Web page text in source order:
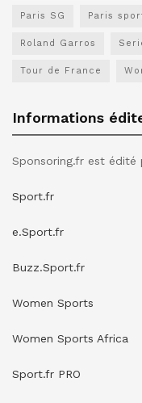
Paris SG Paris
Roland Garros
Tour de France
Informations
Sponsoring.fr est édité
Sport.fr
e.Sport.fr
Buzz.Sport.fr
Women Sports
Women Sports Africa
Sport.fr PRO